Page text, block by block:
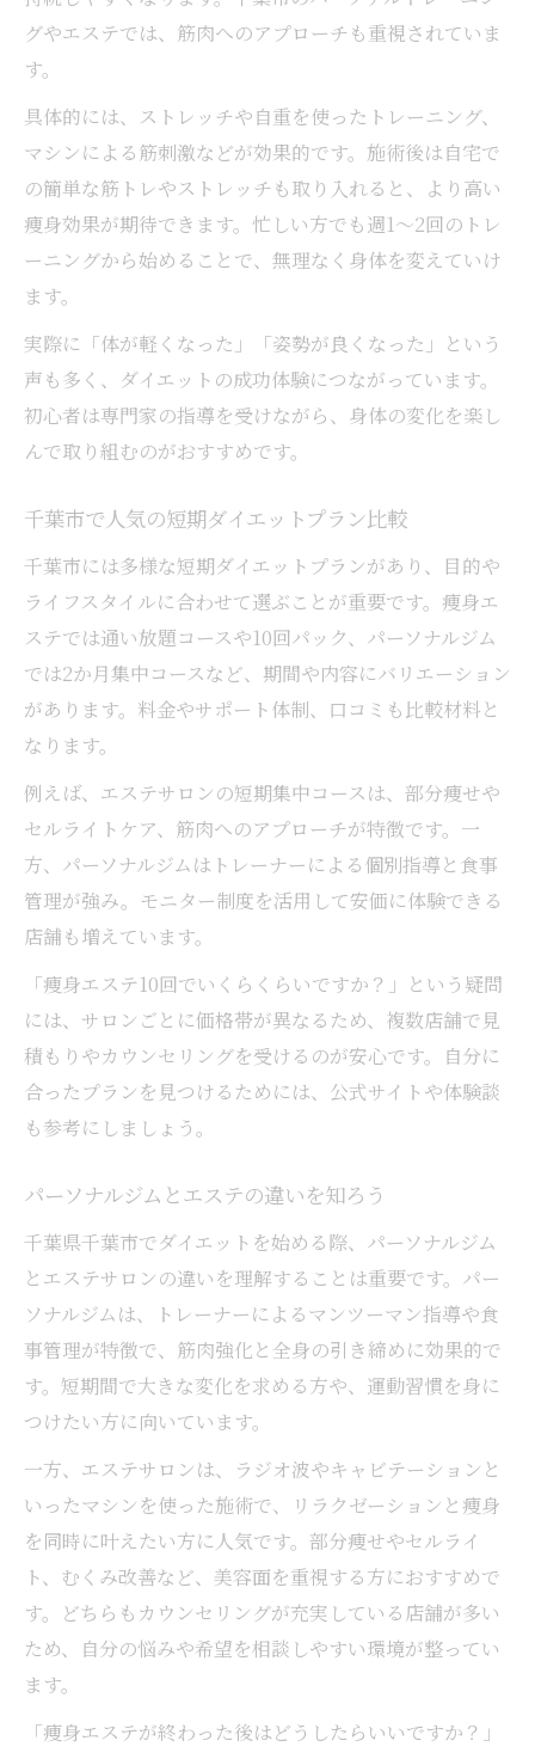
グやエステでは、筋肉へのアプローチも重視されていま
す。
具体的には、ストレッチや自重を使ったトレーニング、
マシンによる筋刺激などが効果的です。施術後は自宅で
の簡単な筋トレやストレッチも取り入れると、より高い
痩身効果が期待できます。忙しい方でも週1〜2回のトレ
ーニングから始めることで、無理なく身体を変えていけ
ます。
実際に「体が軽くなった」「姿勢が良くなった」という
声も多く、ダイエットの成功体験につながっています。
初心者は専門家の指導を受けながら、身体の変化を楽し
んで取り組むのがおすすめです。
千葉市で人気の短期ダイエットプラン比較
千葉市には多様な短期ダイエットプランがあり、目的や
ライフスタイルに合わせて選ぶことが重要です。痩身エ
ステでは通い放題コースや10回パック、パーソナルジム
では2か月集中コースなど、期間や内容にバリエーション
があります。料金やサポート体制、口コミも比較材料と
なります。
例えば、エステサロンの短期集中コースは、部分痩せや
セルライトケア、筋肉へのアプローチが特徴です。一
方、パーソナルジムはトレーナーによる個別指導と食事
管理が強み。モニター制度を活用して安価に体験できる
店舗も増えています。
「痩身エステ10回でいくらくらいですか？」という疑問
には、サロンごとに価格帯が異なるため、複数店舗で見
積もりやカウンセリングを受けるのが安心です。自分に
合ったプランを見つけるためには、公式サイトや体験談
も参考にしましょう。
パーソナルジムとエステの違いを知ろう
千葉県千葉市でダイエットを始める際、パーソナルジム
とエステサロンの違いを理解することは重要です。パー
ソナルジムは、トレーナーによるマンツーマン指導や食
事管理が特徴で、筋肉強化と全身の引き締めに効果的で
す。短期間で大きな変化を求める方や、運動習慣を身に
つけたい方に向いています。
一方、エステサロンは、ラジオ波やキャビテーションと
いったマシンを使った施術で、リラクゼーションと痩身
を同時に叶えたい方に人気です。部分痩せやセルライ
ト、むくみ改善など、美容面を重視する方におすすめで
す。どちらもカウンセリングが充実している店舗が多い
ため、自分の悩みや希望を相談しやすい環境が整ってい
ます。
「痩身エステが終わった後はどうしたらいいですか？」